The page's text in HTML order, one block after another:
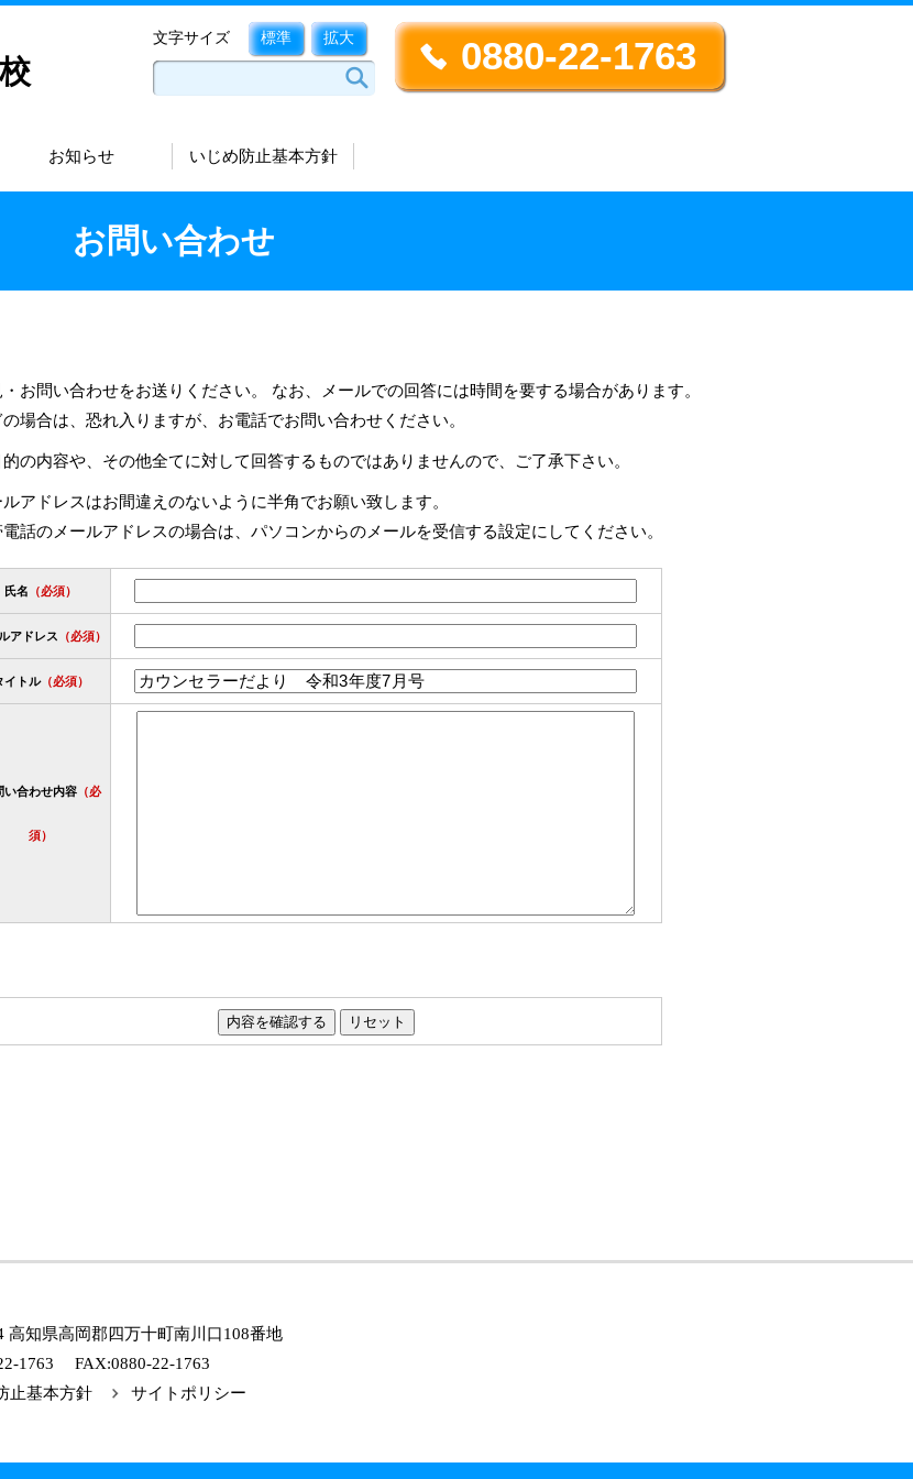
0880-22-1763
文字サイズ 標準 拡大
お知らせ いじめ防止基本方針
お問い合わせ
・お問い合わせをお送りください。 なお、メールでの回答には時間を要する場合があります。
場合は、恐れ入りますが、お電話でお問い合わせください。
の内容や、その他全てに対して回答するものではありませんので、ご了承下さい。
アドレスはお間違えのないように半角でお願い致します。
話のメールアドレスの場合は、パソコンからのメールを受信する設定にしてください。
氏名 （必須）
アドレス （必須）
イトル（必須）
い合わせ内容（必
須）
高知県高岡郡四万十町南川口108番地
1763 FAX:0880-22-1763
止基本方針 サイトポリシー